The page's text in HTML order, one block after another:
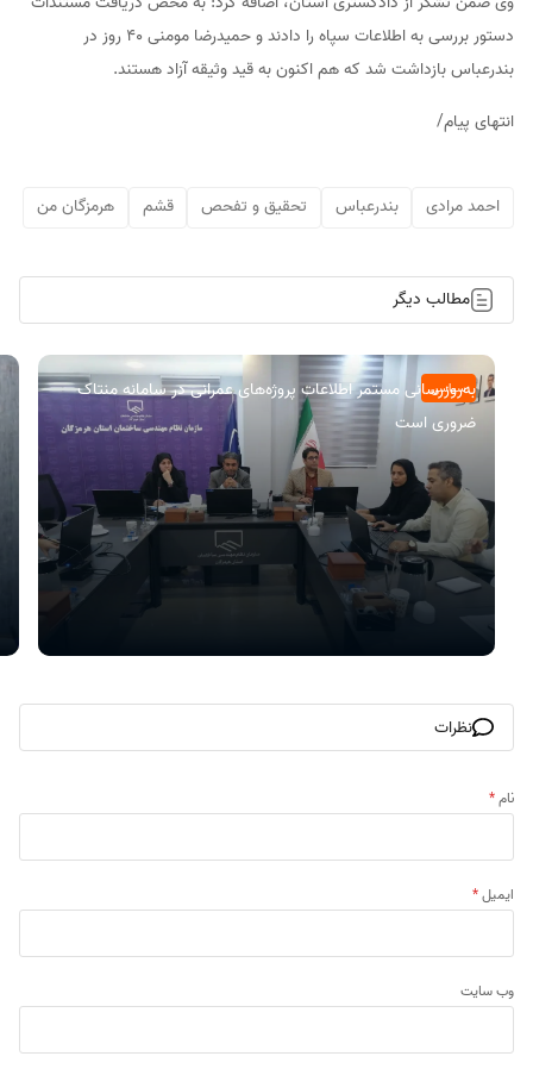
دستور بررسی به اطلاعات سپاه را دادند و حمیدرضا مومنی ۴۰ روز در
بندرعباس بازداشت شد که هم اکنون به قید وثیقه آزاد هستند.
انتهای پیام/
احمد مرادی بندرعباس تحقیق و تفحص قشم هرمزگان من
مطالب دیگر
سیاسی
به‌روزرسانی مستمر اطلاعات پروژه‌های عمرانی در سامانه منتاک
ضروری است
نظرات
نام*
ایمیل*
وب‌ سایت